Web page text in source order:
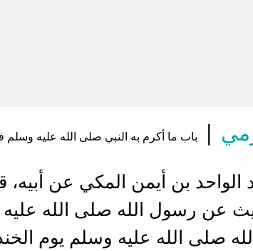
| باب ما أكرم به النبي صلى الله عليه وسلم
بن أيمن المكي عن
عن رسول الله صلى الله عليه
صلى الله عليه وسلم يوم